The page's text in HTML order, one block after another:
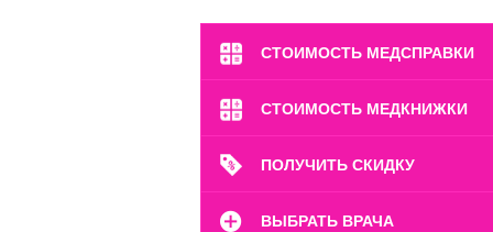
СТОИМОСТЬ МЕДСПРАВКИ
СТОИМОСТЬ МЕДКНИЖКИ
ПОЛУЧИТЬ СКИДКУ
ВЫБРАТЬ ВРАЧА